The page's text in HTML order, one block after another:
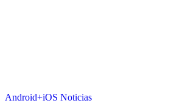
Android+iOS Noticias